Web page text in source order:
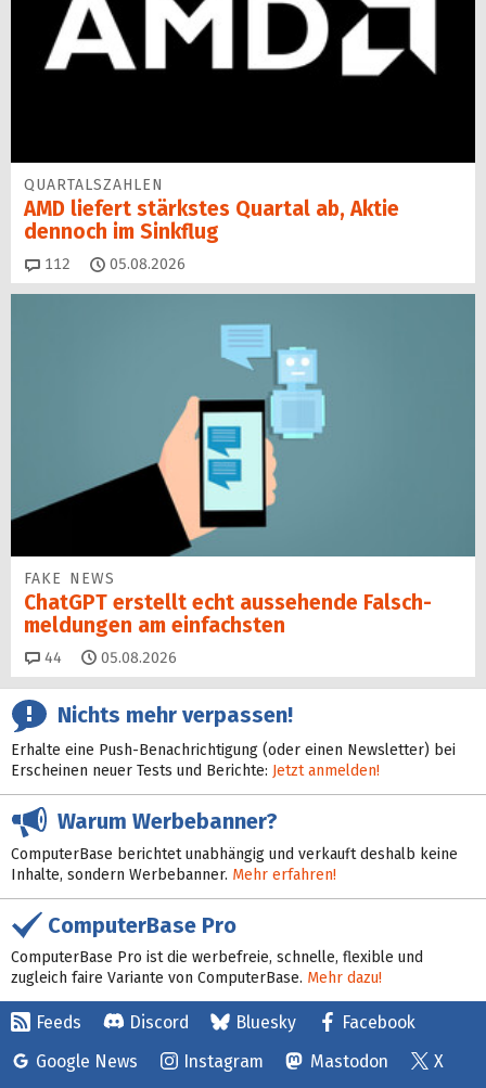
QUARTALSZAHLEN
AMD liefert stärkstes Quartal ab, Aktie
dennoch im Sinkflug
112 Kommentare
05.08.2026
FAKE NEWS
ChatGPT erstellt echt aussehende Falsch­
mel­dungen am einfachsten
44 Kommentare
05.08.2026
Nichts mehr verpassen!
Erhalte eine Push-Benachrichtigung (oder einen Newsletter) bei
Erscheinen neuer Tests und Berichte: Jetzt anmelden!
Warum Werbebanner?
ComputerBase berichtet unabhängig und verkauft deshalb keine
Inhalte, sondern Werbebanner. Mehr erfahren!
ComputerBase Pro
ComputerBase Pro ist die werbefreie, schnelle, flexible und
zugleich faire Variante von ComputerBase. Mehr dazu!
Feeds Discord Bluesky
Facebook
Google News
Instagram Mastodon X